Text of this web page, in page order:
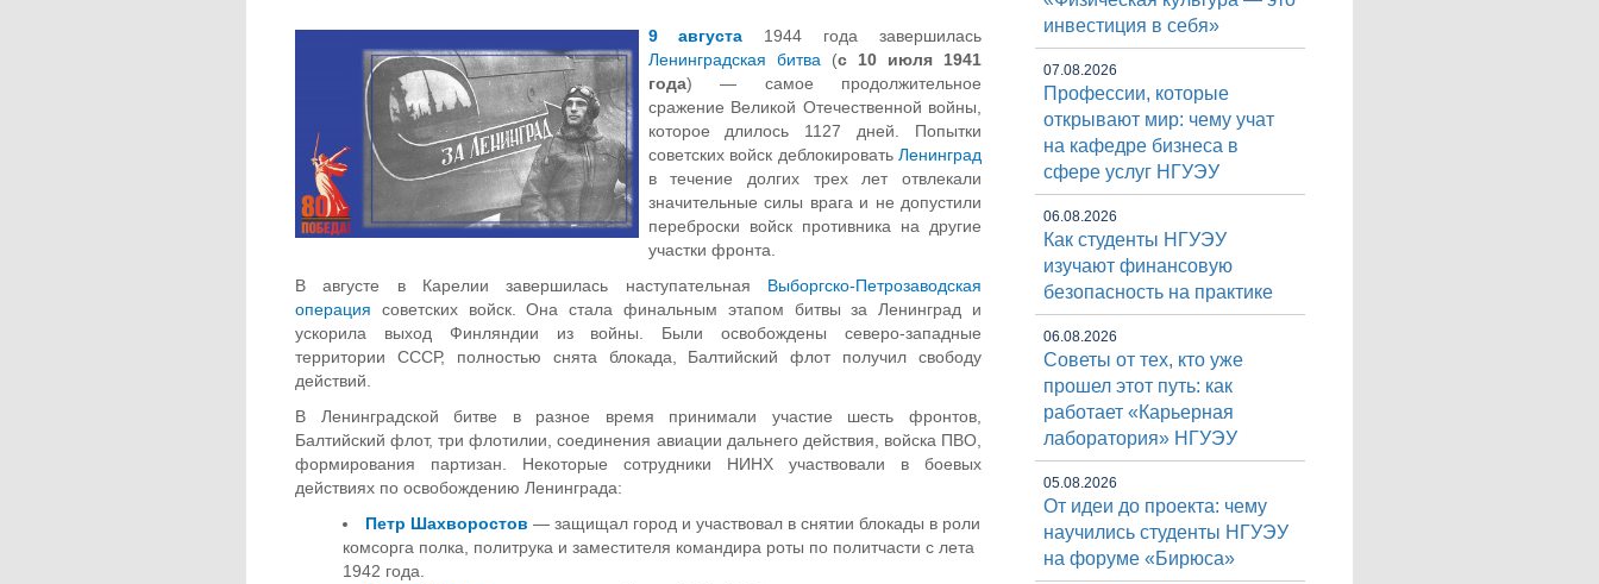
9 августа 1944 года завершилась
Ленинградская битва (с 10 июля 1941
года) — самое продолжительное
сражение Великой Отечественной войны,
которое длилось 1127 дней. Попытки
советских войск деблокировать Ленинград
в течение долгих трех лет отвлекали
значительные силы врага и не допустили
переброски войск противника на другие
участки фронта.
В августе в Карелии завершилась наступательная Выборгско-Петрозаводская
операция советских войск. Она стала финальным этапом битвы за Ленинград и
ускорила выход Финляндии из войны. Были освобождены северо-западные
территории СССР, полностью снята блокада, Балтийский флот получил свободу
действий.
В Ленинградской битве в разное время принимали участие шесть фронтов,
Балтийский флот, три флотилии, соединения авиации дальнего действия, войска ПВО,
формирования партизан. Некоторые сотрудники НИНХ участвовали в боевых
действиях по освобождению Ленинграда:
Петр Шахворостов — защищал город и участвовал в снятии блокады в роли
комсорга полка, политрука и заместителя командира роты по политчасти с лета
1942 года.
инвестиция в себя»
07.08.2026
Профессии, которые
открывают мир: чему учат
на кафедре бизнеса в
сфере услуг НГУЭУ
06.08.2026
Как студенты НГУЭУ
изучают финансовую
безопасность на практике
06.08.2026
Советы от тех, кто уже
прошел этот путь: как
работает «Карьерная
лаборатория» НГУЭУ
05.08.2026
От идеи до проекта: чему
научились студенты НГУЭУ
на форуме «Бирюса»